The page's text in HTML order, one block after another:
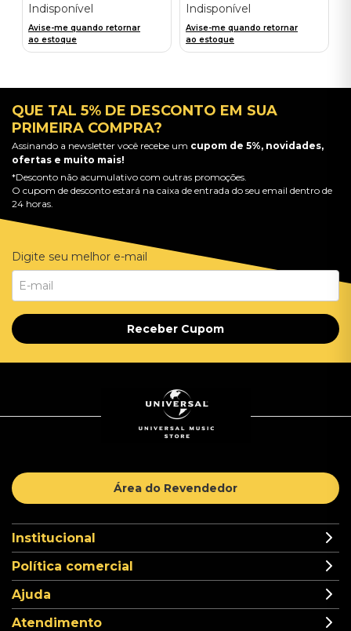
Importado
Indisponível
Avise-me quando retornar
ao estoque
Indisponível
Avise-me quando retornar
ao estoque
QUE TAL 5% DE DESCONTO EM SUA
PRIMEIRA COMPRA?
Assinando a newsletter você recebe um cupom de 5%, novidades,
ofertas e muito mais!
*Desconto não acumulativo com outras promoções.
O cupom de desconto estará na caixa de entrada do seu email dentro de
24 horas.
Digite seu melhor e-mail
Receber Cupom
Área do Revendedor
Institucional
Política comercial
Ajuda
Atendimento